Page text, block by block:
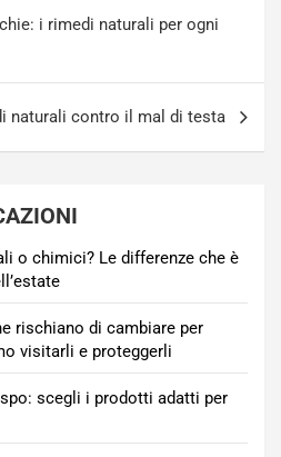
i rimedi naturali per ogni
naturali contro il mal di testa
o chimici? Le differenze che è
rischiano di cambiare per
visitarli e proteggerli
scegli i prodotti adatti per